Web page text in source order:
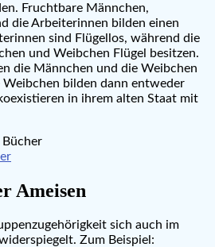
Fruchtbare Männchen,
die Arbeiterinnen bilden einen
sind Flügellos, während die
und Weibchen Flügel besitzen.
die Männchen und die Weibchen
bilden dann entweder
in ihrem alten Staat mit
Bücher
Ameisen
sich auch im
Zum Beispiel: